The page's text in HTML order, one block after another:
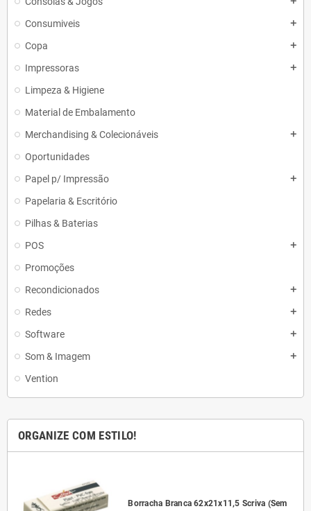
Consumiveis add
Copa add
Impressoras add
Limpeza & Higiene
Material de Embalamento
Merchandising & Colecionáveis
add
Oportunidades
Papel p/ Impressão
add
Papelaria & Escritório
Pilhas & Baterias
POS
add
Promoções
Recondicionados
add
Redes add
Software add
Som & Imagem add
Vention
ORGANIZE COM ESTILO!
Borracha Branca 62x21x11,5 Scriva (Sem